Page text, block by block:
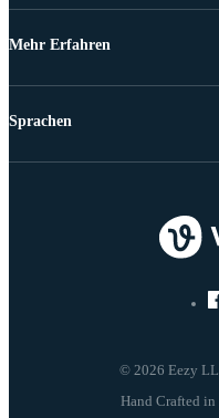
Mehr Erfahren
© 2026 Eezy
Sprachen